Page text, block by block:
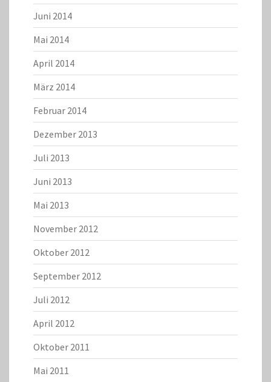
Juni 2014
Mai 2014
April 2014
März 2014
Februar 2014
Dezember 2013
Juli 2013
Juni 2013
Mai 2013
November 2012
Oktober 2012
September 2012
Juli 2012
April 2012
Oktober 2011
Mai 2011